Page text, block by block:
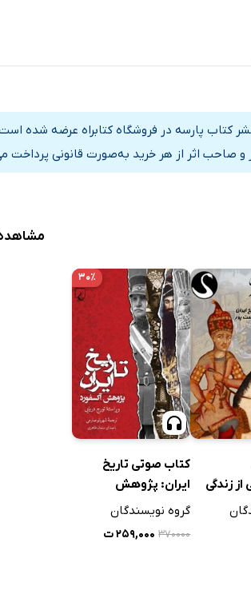
کتاب پارسه در فروشگاه کتابراه عرضه شده
و صاحب اثر از هر خرید به‌صورت قانونی پرداخت
زندگی
۳۰٪
کتاب صوتی تاریخ
ایران: پژوهش
آکسفورد
گروه نویسندگان
۳۷۰۰۰۰ ۲۵۹,۰۰۰ ت